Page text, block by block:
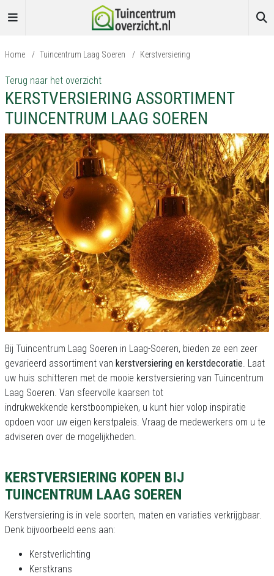
Home / Tuincentrum Laag Soeren / Kerstversiering
Terug naar het overzicht
KERSTVERSIERING ASSORTIMENT
TUINCENTRUM LAAG SOEREN
Bij Tuincentrum Laag Soeren in Laag-Soeren, bieden ze een zeer
gevarieerd assortiment van kerstversiering en kerstdecoratie. Laat
uw huis schitteren met de mooie kerstversiering van Tuincentrum
Laag Soeren. Van sfeervolle kaarsen tot
indrukwekkende kerstboompieken, u kunt hier volop inspiratie
opdoen voor uw eigen kerstpaleis. Vraag de medewerkers om u te
adviseren over de mogelijkheden.
KERSTVERSIERING KOPEN BIJ
TUINCENTRUM LAAG SOEREN
Kerstversiering is in vele soorten, maten en variaties verkrijgbaar.
Denk bijvoorbeeld eens aan:
Kerstverlichting
Kerstkrans